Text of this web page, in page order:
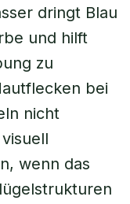
dringt Blau
und hilft
zu
bei
nicht
wenn das